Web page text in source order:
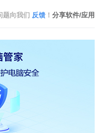
分享软件/应用
题向我们 反馈 ！